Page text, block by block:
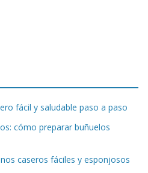
fácil y saludable paso a paso
cómo preparar buñuelos
caseros fáciles y esponjosos